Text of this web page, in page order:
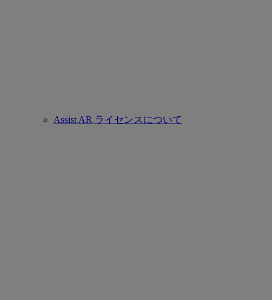
Assist AR ライセンスについて